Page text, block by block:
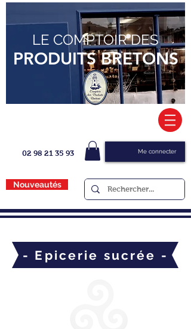
LE COMPTOIR DES
PRODUITS BRETONS
02 98 21 35 93 Me connecter
Nouveautés
- Epicerie sucrée -